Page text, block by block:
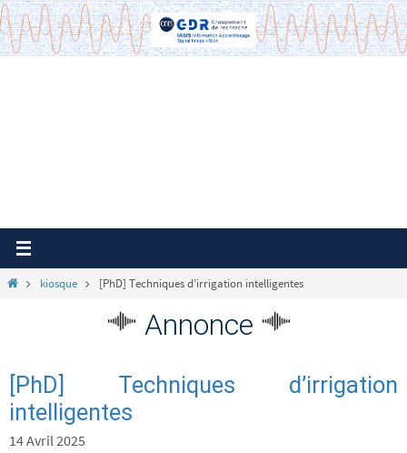
Passer
vers
le
Homekiosque [PhD] Techniques d’irrigation intelligentes
Annonce
[PhD] Techniques d’irrigation
intelligentes
14 Avril 2025